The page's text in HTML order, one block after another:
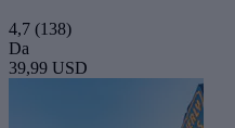
4,7 (138)
Da
39,99 USD